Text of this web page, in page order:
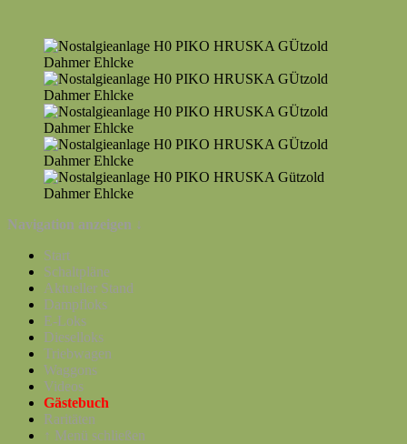
Navigation anzeigen ↓
Start
Schaltpläne
Aktueller Stand
Dampfloks
E-Loks
Dieselloks
Triebwagen
Waggons
Videos
Gästebuch
Raritäten
↑ Menü schließen